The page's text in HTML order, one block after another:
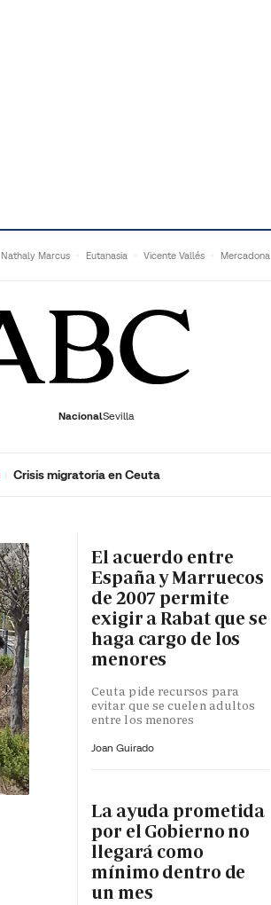
Nathaly Marcus Eutanasia Vicente Vallés Mercadona
NacionalSevilla
SOCIEDADCULTURAGENTEPLAY
Crisis migratoria en Ceuta
El acuerdo entre
España y Marruecos
de 2007 permite
exigir a Rabat que se
haga cargo de los
menores
Ceuta pide recursos para
evitar que se cuelen adultos
entre los menores
Joan Guirado
La ayuda prometida
por el Gobierno no
llegará como
mínimo dentro de
un mes